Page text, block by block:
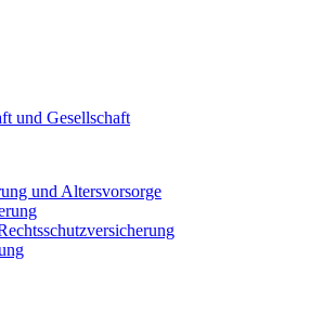
und Gesellschaft
und Altersvorsorge